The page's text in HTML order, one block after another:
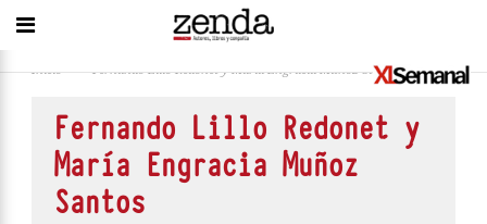
Inicio > Fernando Lillo Redonet y María Engracia Muñoz Santos
Fernando Lillo Redonet y
María Engracia Muñoz
Santos